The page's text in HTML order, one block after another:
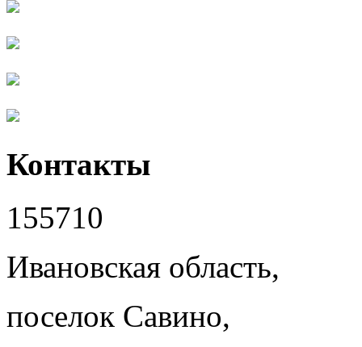
Контакты
155710
Ивановская область,
поселок Савино,